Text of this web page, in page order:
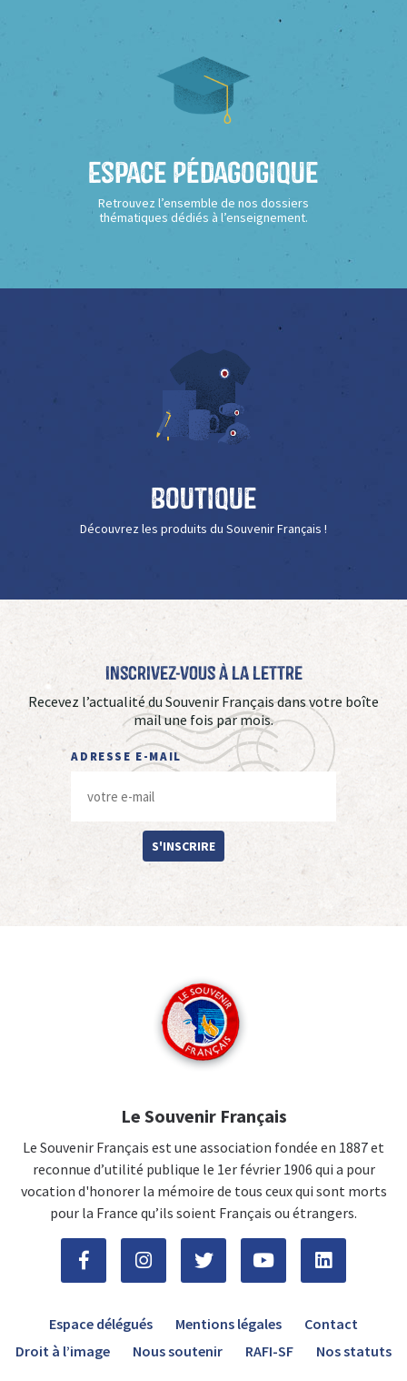
Espace Pédagogique
Retrouvez l’ensemble de nos dossiers
thématiques dédiés à l’enseignement.
Boutique
Découvrez les produits du Souvenir Français !
Inscrivez-vous à La Lettre
Recevez l’actualité du Souvenir Français dans votre boîte
mail une fois par mois.
ADRESSE E-MAIL
S'INSCRIRE
Le Souvenir Français
Le Souvenir Français est une association fondée en 1887 et
reconnue d’utilité publique le 1er février 1906 qui a pour
vocation d'honorer la mémoire de tous ceux qui sont morts
pour la France qu’ils soient Français ou étrangers.
Espace délégués Mentions légales
Contact
Droit à l’image
Nous soutenir RAFI-SF Nos statuts